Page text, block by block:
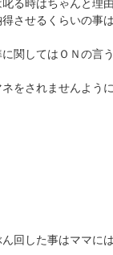
る時はちゃんと理
させるくらいの事
に関してはＯＮの
ネをされませんよ
回した事はママには